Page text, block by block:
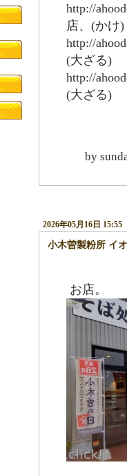
http://
店、(かけ)
http://
(大ざる)
http://
(大ざる)
by
小木曽製粉所 イ
2026年05月16日 15:55
お店。